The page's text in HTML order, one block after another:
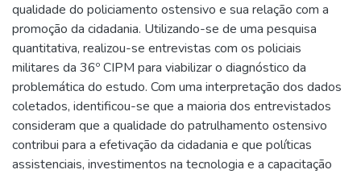
qualidade do policiamento ostensivo e sua relação com a
promoção da cidadania. Utilizando-se de uma pesquisa
quantitativa, realizou-se entrevistas com os policiais
militares da 36º CIPM para viabilizar o diagnóstico da
problemática do estudo. Com uma interpretação dos dados
coletados, identificou-se que a maioria dos entrevistados
consideram que a qualidade do patrulhamento ostensivo
contribui para a efetivação da cidadania e que políticas
assistenciais, investimentos na tecnologia e a capacitação